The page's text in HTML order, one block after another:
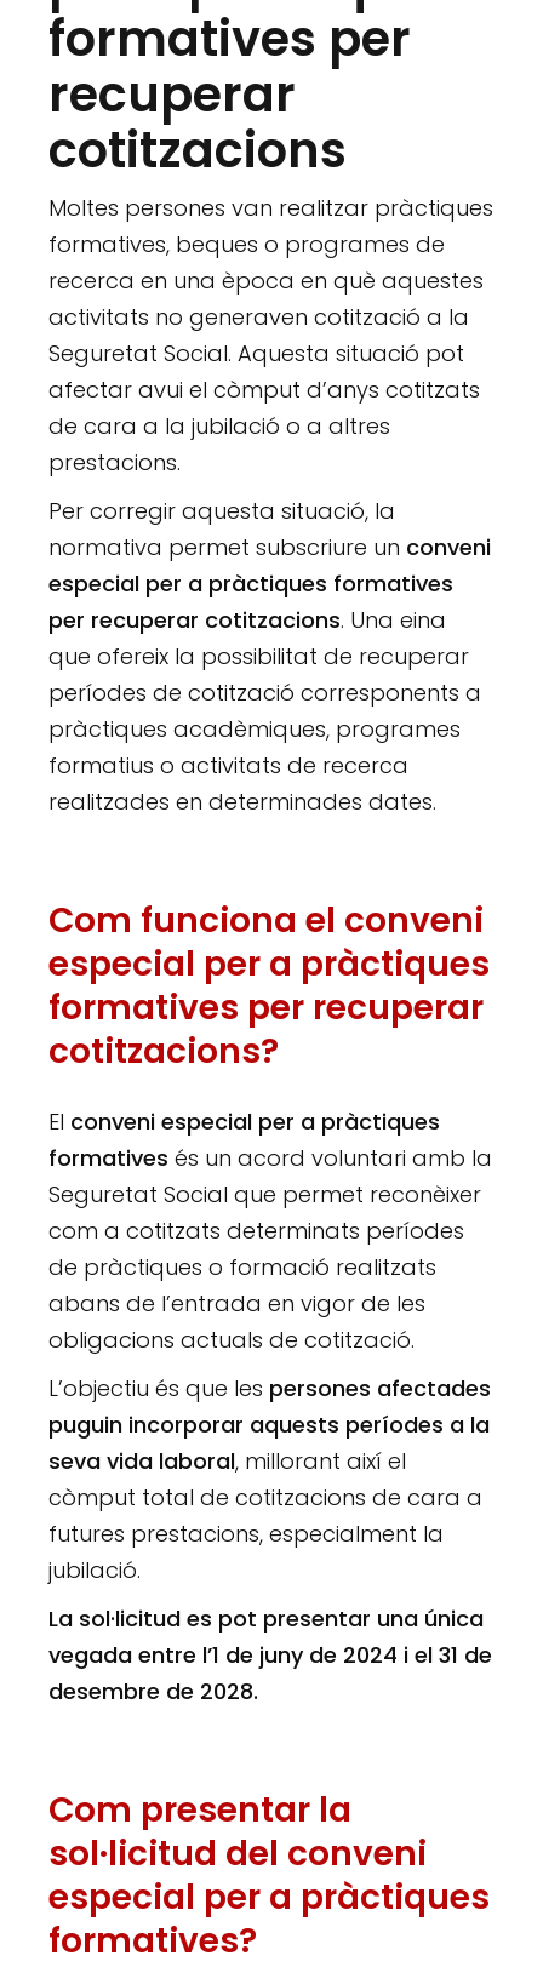
formatives per
recuperar
cotitzacions
Moltes persones van realitzar pràctiques
formatives, beques o programes de
recerca en una època en què aquestes
activitats no generaven cotització a la
Seguretat Social. Aquesta situació pot
afectar avui el còmput d’anys cotitzats
de cara a la jubilació o a altres
prestacions.
Per corregir aquesta situació, la
normativa permet subscriure un conveni
especial per a pràctiques formatives
per recuperar cotitzacions. Una eina
que ofereix la possibilitat de recuperar
períodes de cotització corresponents a
pràctiques acadèmiques, programes
formatius o activitats de recerca
realitzades en determinades dates.
Com funciona el conveni
especial per a pràctiques
formatives per recuperar
cotitzacions?
El conveni especial per a pràctiques
formatives és un acord voluntari amb la
Seguretat Social que permet reconèixer
com a cotitzats determinats períodes
de pràctiques o formació realitzats
abans de l’entrada en vigor de les
obligacions actuals de cotització.
L’objectiu és que les persones afectades
puguin incorporar aquests períodes a la
seva vida laboral, millorant així el
còmput total de cotitzacions de cara a
futures prestacions, especialment la
jubilació.
La sol·licitud es pot presentar una única
vegada entre l’1 de juny de 2024 i el 31 de
desembre de 2028.
Com presentar la
sol·licitud del conveni
especial per a pràctiques
formatives?